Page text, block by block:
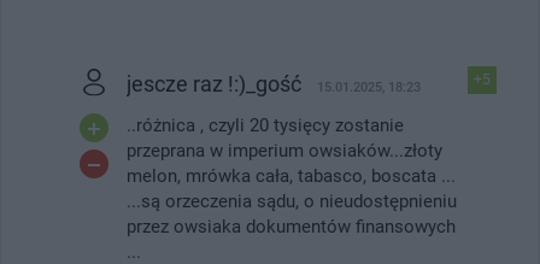
+5
jescze raz !:)_gość 15.01.2025, 18:23
..różnica , czyli 20 tysięcy zostanie
przeprana w imperium owsiaków...złoty
melon, mrówka cała, tabasco, boscata ...
...są orzeczenia sądu, o nieudostępnieniu
przez owsiaka dokumentów finansowych
...